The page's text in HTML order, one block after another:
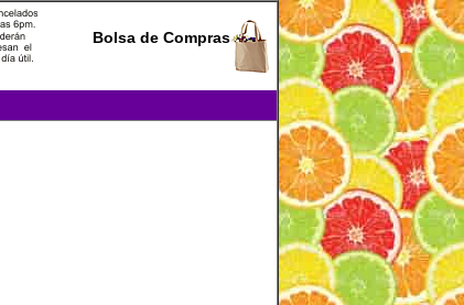
Bolsa de Compras